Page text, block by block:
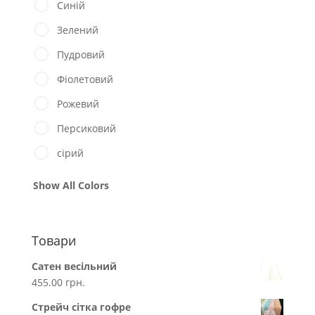
Синій
Зелений
Пудровий
Фіолетовий
Рожевий
Персиковий
сірий
Show All Colors
Товари
Сатен весільний
455.00 грн.
Стрейч сітка гофре